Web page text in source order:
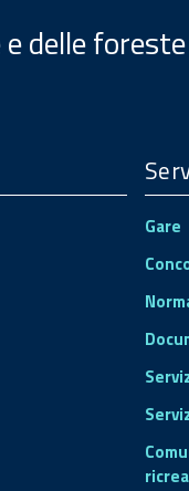
delle foreste
Gare